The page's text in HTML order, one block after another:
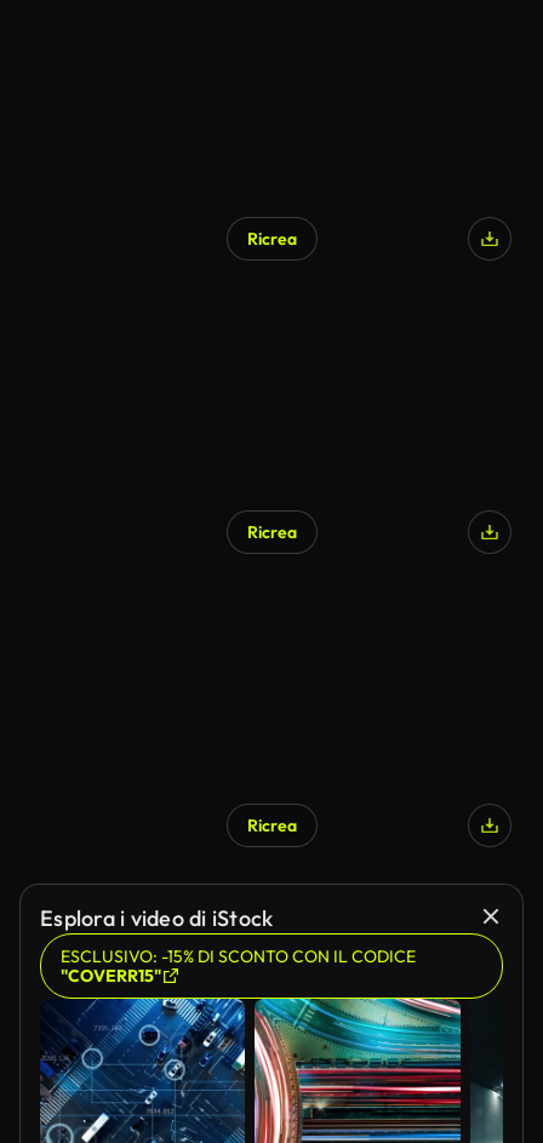
Ricrea
Ricrea
Ricrea
Esplora i video di iStock
ESCLUSIVO: -15% DI SCONTO CON IL CODICE
"COVERR15"